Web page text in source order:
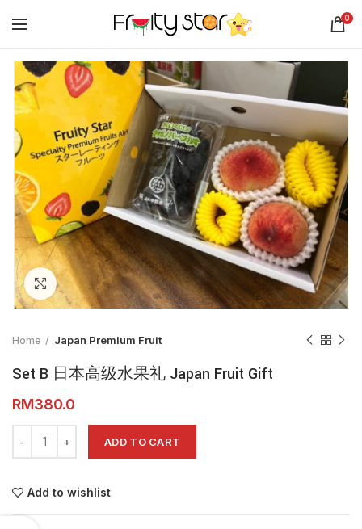
0
Click to enlarge
Home Japan Premium Fruit
Set B 日本高级水果礼 Japan Fruit Gift
RM
ADD TO CART
Add to wishlist